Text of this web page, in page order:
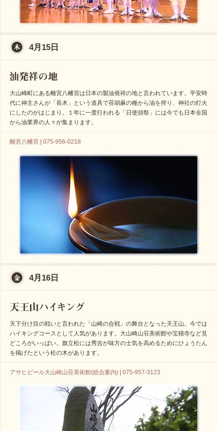
4月15日
大山崎町にある離宮八幡宮は日本の製油発祥の地と言われています。平安時
代に神主さんが「長木」という道具で荏胡麻の種から油を搾り、神社の灯火
にしたのがはじまり。１年に一度行われる「日使頭祭」には今でも日本全国
から油業界の人々が集まります。
離宮八幡宮 | 075-956-0218
4月16日
天下分け目の戦いと言われた「山崎の合戦」の舞台となった天王山。今では
ハイキングコースとして人気があります。大山崎山荘美術館や宝積寺など見
どころがいっぱい。旗立松には秀吉が味方の士気を高めるためにひょうたん
を掲げたという松の木があります。
アサヒビール大山崎山荘美術館(総合案内) | 075-957-3123